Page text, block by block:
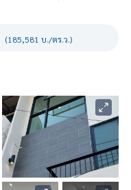
(185,581 บ./ตร.ว.)